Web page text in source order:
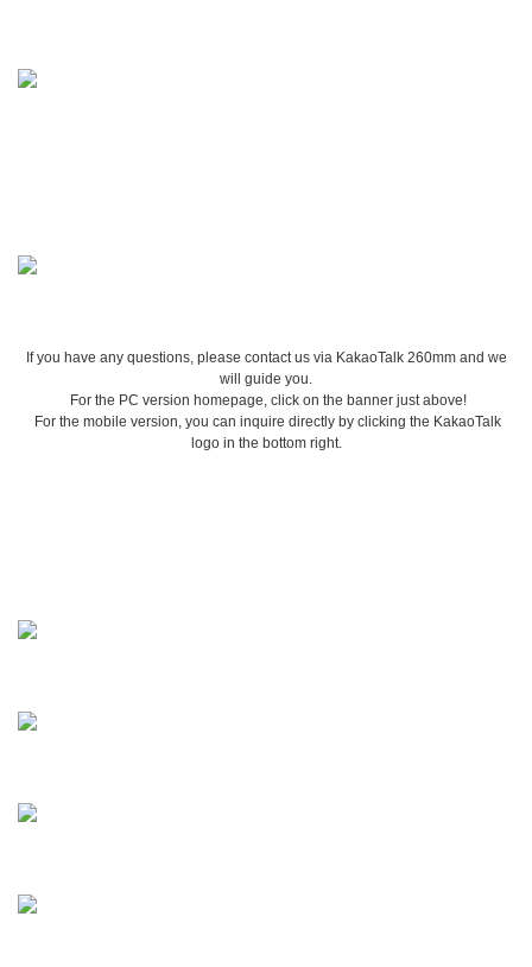
If you have any questions, please contact us via KakaoTalk 260mm and we
will guide you.
For the PC version homepage, click on the banner just above!
For the mobile version, you can inquire directly by clicking the KakaoTalk
logo in the bottom right.